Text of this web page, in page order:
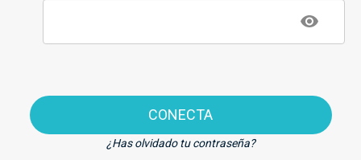
CONECTA
¿Has olvidado tu contraseña?